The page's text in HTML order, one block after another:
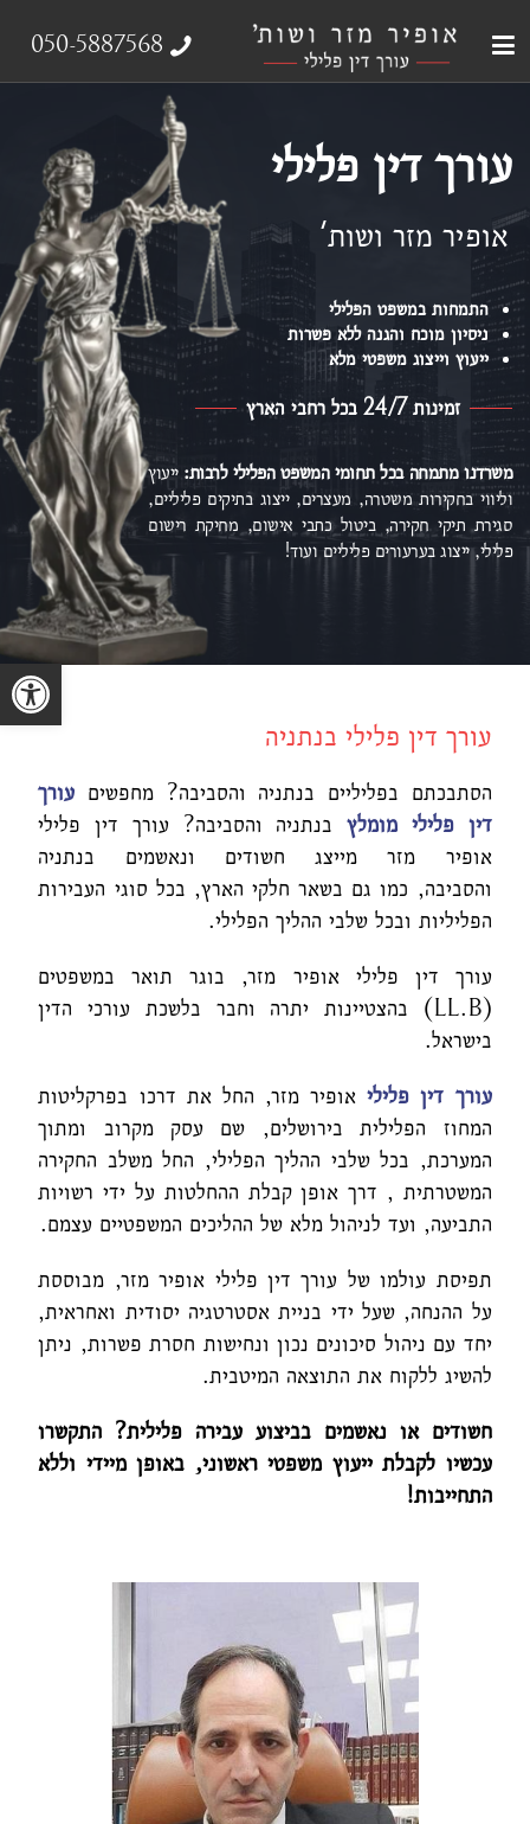
050-5887568
עורך דין פלילי
אופיר מזר ושות'
התמחות במשפט הפלילי
ניסיון מוכח והגנה ללא פשרות
ייעוץ וייצוג משפטי מלא
זמינות 24/7 בכל רחבי הארץ
משרדנו מתמחה בכל תחומי המשפט הפלילילרבות:ייעוץ
וליווי בחקירות משטרה, מעצרים, ייצוג בתיקים פליליים,
סגירת תיקי חקירה, ביטול כתבי אישום, מחיקת רישום
פלילי, ייצוג בערעורים פליליים ועוד!
עורך דין פלילי בנתניה
הסתבכתם בפליליים בנתניה והסביבה? מחפשים עורך
דין פלילי מומלץבנתניה והסביבה? עורך דין פלילי
אופיר מזר מייצג חשודים ונאשמים בנתניה
והסביבה, כמו גם בשאר חלקי הארץ, בכל סוגי העבירות
הפליליות ובכל שלבי ההליך הפלילי.
עורך דין פלילי אופיר מזר, בוגר תואר במשפטים
(LL.B) בהצטיינות יתרה וחבר בלשכת עורכי הדין
בישראל.
עורך דין פלילי אופיר מזר, החל את דרכו בפרקליטות
המחוז הפלילית בירושלים, שם עסק מקרוב ומתוך
המערכת, בכל שלבי ההליך הפלילי, החל משלב החקירה
המשטרתית , דרך אופן קבלת ההחלטות על ידי רשויות
התביעה, ועד לניהול מלא של ההליכים המשפטיים עצמם.
תפיסת עולמו של עורך דין פלילי אופיר מזר, מבוססת
על ההנחה, שעל ידי בניית אסטרטגיה יסודית ואחראית,
יחד עם ניהול סיכונים נכון ונחישות חסרת פשרות, ניתן
להשיג ללקוח את התוצאה המיטבית.
חשודים או נאשמים בביצוע עבירה פלילית? התקשרו
עכשיו לקבלת ייעוץ משפטי ראשוני, באופן מיידי וללא
התחייבות!
פתח סרגל נגישות